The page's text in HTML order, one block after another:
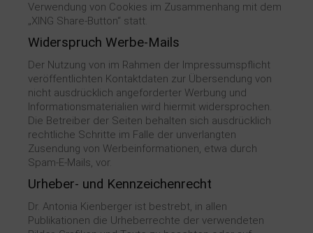
Verwendung von Cookies im Zusammenhang mit dem
„XING Share-Button“ statt.
Widerspruch Werbe-Mails
Der Nutzung von im Rahmen der Impressumspflicht
veröffentlichten Kontaktdaten zur Übersendung von
nicht ausdrücklich angeforderter Werbung und
Informationsmaterialien wird hiermit widersprochen.
Die Betreiber der Seiten behalten sich ausdrücklich
rechtliche Schritte im Falle der unverlangten
Zusendung von Werbeinformationen, etwa durch
Spam-E-Mails, vor.
Urheber- und Kennzeichenrecht
Dr. Antonia Kienberger ist bestrebt, in allen
Publikationen die Urheberrechte der verwendeten